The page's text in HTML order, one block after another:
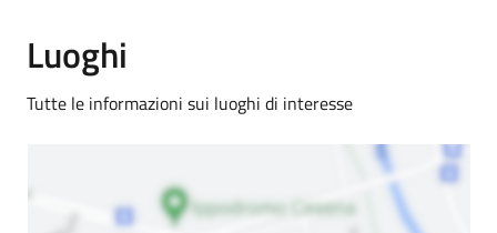
Luoghi
Tutte le informazioni sui luoghi di interesse